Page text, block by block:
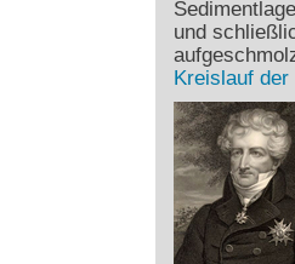
und
Kreislauf der